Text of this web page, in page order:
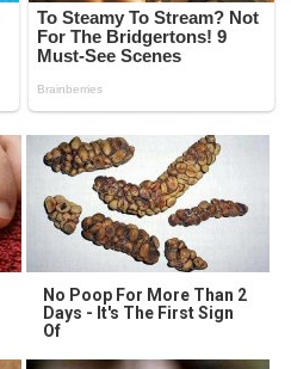
No Poop For More Than 2
Days - It's The First Sign
Of